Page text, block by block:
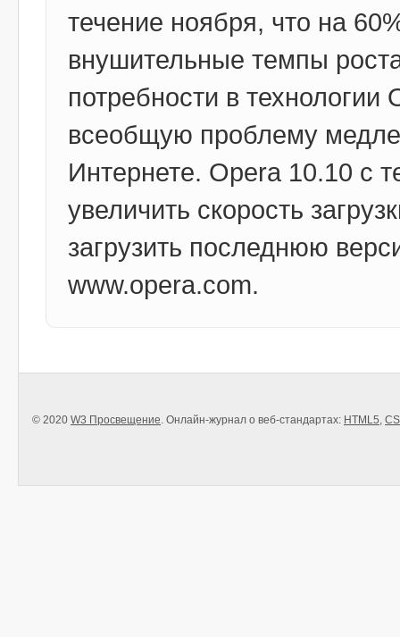
течение ноября, что на
внушительные темпы
потребности в
всеобщую проблему
Интернете. Opera 10.10 с
увеличить скорость
загрузить последнюю
www.opera.com.
© 2020 W3 Просвещение. Онлайн-журнал о веб-стандартах: HTML5,